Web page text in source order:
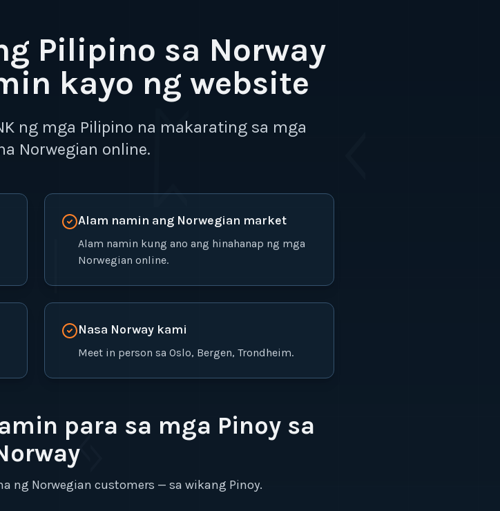
ᛁ
ᛈ ᚲ
ᛃ
Pilipino sa Norway
kayo ng website
ng mga Pilipino na makarating sa mga
Norwegian online.
Alam namin ang Norwegian market
Alam namin kung ano ang hinahanap ng mga
Norwegian online.
Nasa Norway kami
Meet in person sa Oslo, Bergen, Trondheim.
para sa mga Pinoy sa
ng Norwegian customers — sa wikang Pinoy.